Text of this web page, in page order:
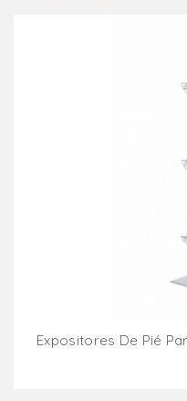
Expositores De Pié